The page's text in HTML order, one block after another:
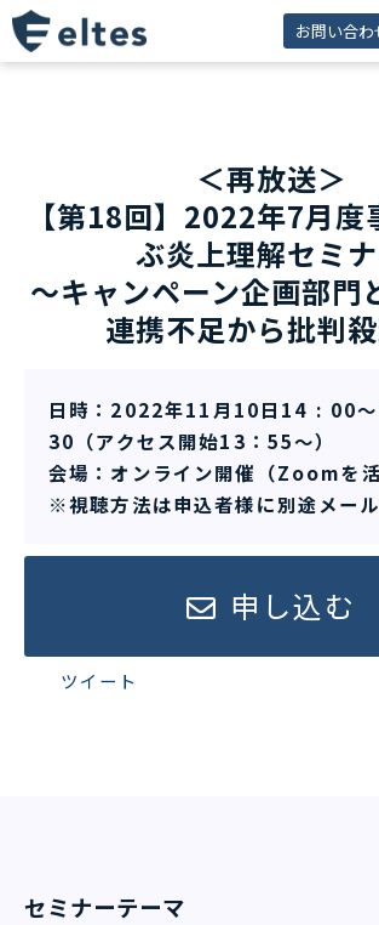
お問い合わ
セミナー
資料ダウンロード
導入事例
eltes insight
＜再放送＞
【第18回】2022年7月度
ぶ炎上理解セミ
～キャンペーン企画部門
連携不足から批判
日時：2022年11月10日14 : 00
30（アクセス開始13：55～）
会場：オンライン開催（Zoomを活
※視聴方法は申込者様に別途メー
申し込む
ツイート
セミナーテーマ